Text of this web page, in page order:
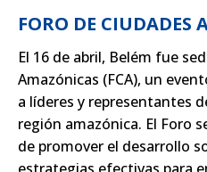
FORO DE CIUDADES
El 16 de abril, Belém fue
Amazónicas (FCA), un
a líderes y representantes
región amazónica. El Foro
de promover el desarrollo